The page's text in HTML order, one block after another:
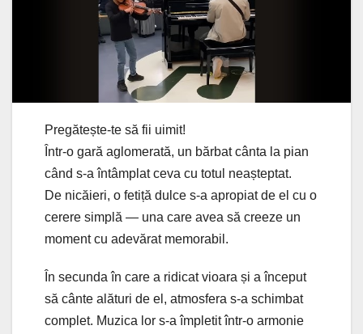
Pregătește-te să fii uimit!
Într-o gară aglomerată, un bărbat cânta la pian
când s-a întâmplat ceva cu totul neașteptat.
De nicăieri, o fetiță dulce s-a apropiat de el cu o
cerere simplă — una care avea să creeze un
moment cu adevărat memorabil.
În secunda în care a ridicat vioara și a început
să cânte alături de el, atmosfera s-a schimbat
complet. Muzica lor s-a împletit într-o armonie